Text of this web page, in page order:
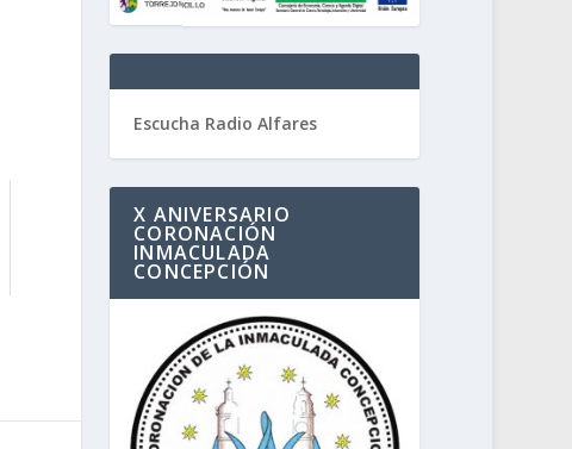
Escucha Radio Alfares
X ANIVERSARIO
CORONACIÓN
INMACULADA
CONCEPCIÓN